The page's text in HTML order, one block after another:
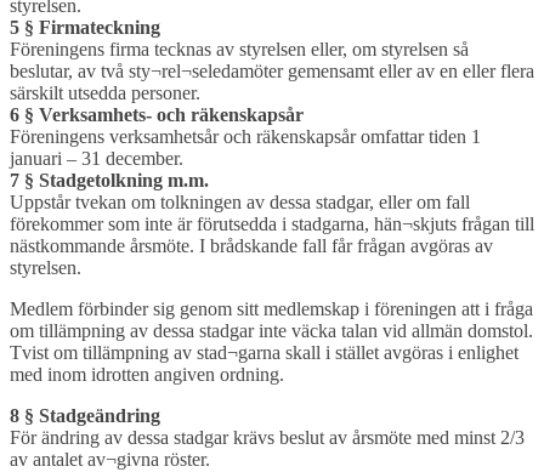
styrelsen.
5 § Firmateckning
Föreningens firma tecknas av styrelsen eller, om styrelsen så
beslutar, av två sty¬rel¬seledamöter gemensamt eller av en eller flera
särskilt utsedda personer.
6 § Verksamhets- och räkenskapsår
Föreningens verksamhetsår och räkenskapsår omfattar tiden 1
januari – 31 december.
7 § Stadgetolkning m.m.
Uppstår tvekan om tolkningen av dessa stadgar, eller om fall
förekommer som inte är förutsedda i stadgarna, hän¬skjuts frågan till
nästkommande årsmöte. I brådskande fall får frågan avgöras av
styrelsen.
Medlem förbinder sig genom sitt medlemskap i föreningen att i fråga
om tillämpning av dessa stadgar inte väcka talan vid allmän domstol.
Tvist om tillämpning av stad¬garna skall i stället avgöras i enlighet
med inom idrotten angiven ordning.
8 § Stadgeändring
För ändring av dessa stadgar krävs beslut av årsmöte med minst 2/3
av antalet av¬givna röster.